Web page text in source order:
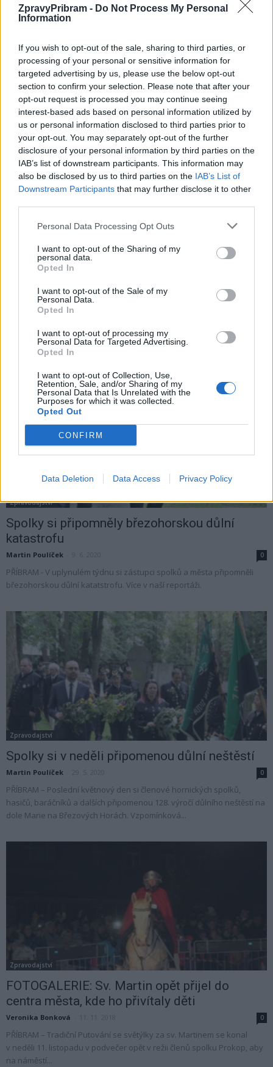
ZpravyPribram - Do Not Process My Personal
Information
If you wish to opt-out of the sale, sharing to third parties, or
processing of your personal or sensitive information for
targeted advertising by us, please use the below opt-out
section to confirm your selection. Please note that after your
opt-out request is processed you may continue seeing
interest-based ads based on personal information utilized by
us or personal information disclosed to third parties prior to
your opt-out. You may separately opt-out of the further
disclosure of your personal information by third parties on the
IAB’s list of downstream participants. This information may
also be disclosed by us to third parties on the IAB’s List of
Downstream Participants that may further disclose it to other
Personal Data Processing Opt Outs
I want to opt-out of the Sharing of my
personal data.
Opted In
I want to opt-out of the Sale of my
Personal Data.
Opted In
I want to opt-out of processing my
Personal Data for Targeted Advertising.
Opted In
I want to opt-out of Collection, Use,
Retention, Sale, and/or Sharing of my
Personal Data that Is Unrelated with the
Purposes for which it was collected.
Opted Out
CONFIRM
Data Deletion Data Access Privacy Policy
Zpravodajství
přes 300 havířů
Radek Ctibor - 31. 5. 2021
PŘÍBRAM - Dnes si připomínáme 129. výročí jedné z největších důlních
katastrof v Evropě, při níž zahynulo 319 horníků a záchranářů. Došlo k
Zpravodajství
prostor na Dole Marii
Martin Poulíček - 25. 3. 2021
v Příbrami se zřejmě chýlí ke konci. Vedení města na svém březnovém
zasedání schválilo,...
Zpravodajství
Spolky si připomněly březohorskou důlní
katastrofu
Martin Poulíček 0
PŘÍBRAM - V uplynulém týdnu si zástupci spolků a města připomněli
březohorskou důlní katatstrofu. Více v naší reportáži.
Zpravodajství
Spolky si v neděli připomenou důlní neštěstí
Martin Poulíček 0
PŘÍBRAM – Poslední květnový den si členové hornických spolků,
hasičů, baráčníků a dalších připomenou 128. výročí důlního neštěstí na
dole Marie na Březových Horách. Vzpomínková...
Zpravodajství
FOTOGALERIE: Sv. Martin opět přijel do
centra města, kde ho přivítaly děti
Veronika Bonková 0
PŘÍBRAM – Tradiční Putování se světýlky za sv. Martinem se konal
v neděli 11. listopadu v podvečer opět v režii členů spolku Prokop, aby
na náměstí...